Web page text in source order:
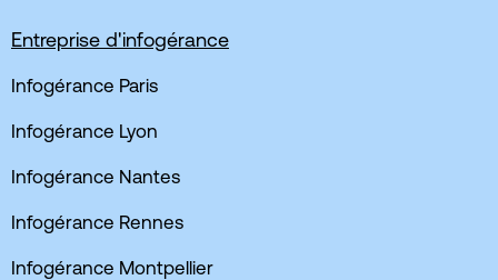
Entreprise d'infogérance
Infogérance Paris
Infogérance Lyon
Infogérance Nantes
Infogérance Rennes
Infogérance Montpellier